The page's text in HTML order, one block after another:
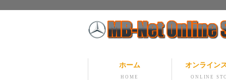
ホーム
HOME
オンライン
ONLINE